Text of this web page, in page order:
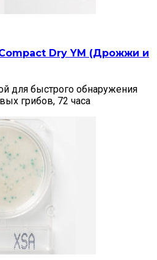
Dry YM (Дрожжи и
для быстрого обнаружения
грибов, 72 часа